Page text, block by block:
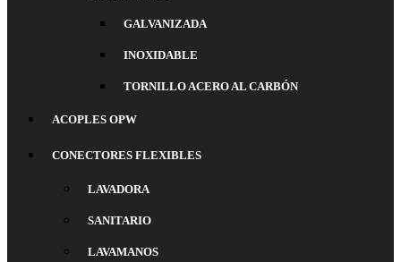
GALVANIZADA
INOXIDABLE
TORNILLO ACERO AL CARBÓN
ACOPLES OPW
CONECTORES FLEXIBLES
LAVADORA
SANITARIO
LAVAMANOS